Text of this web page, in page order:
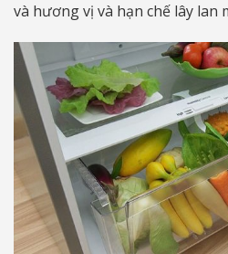
và hương vị và hạn chế lây lan